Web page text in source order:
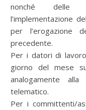
nonché delle
l’implementazione
per l’erogazione
precedente.
Per i datori di
giorno del mese
analogamente
telematico.
Per i committenti/